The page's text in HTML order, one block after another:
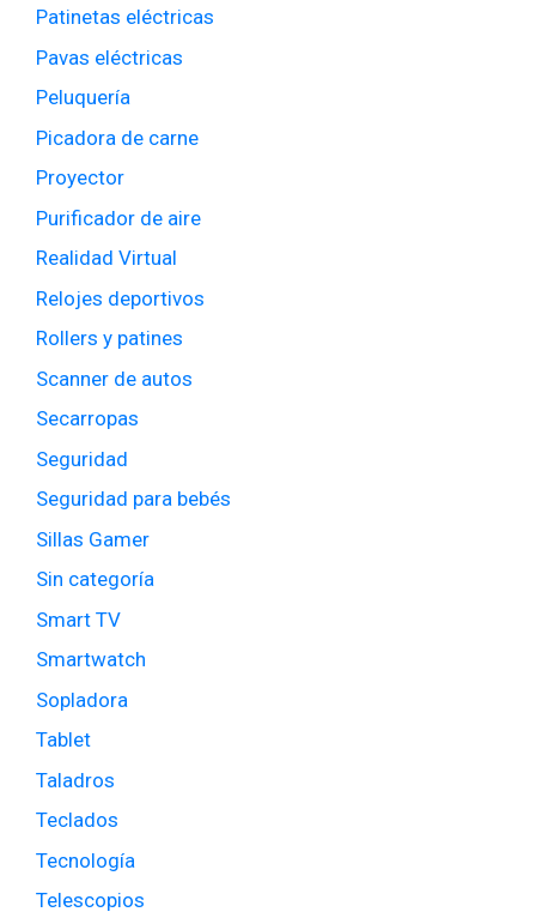
Patinetas eléctricas
Pavas eléctricas
Peluquería
Picadora de carne
Proyector
Purificador de aire
Realidad Virtual
Relojes deportivos
Rollers y patines
Scanner de autos
Secarropas
Seguridad
Seguridad para bebés
Sillas Gamer
Sin categoría
Smart TV
Smartwatch
Sopladora
Tablet
Taladros
Teclados
Tecnología
Telescopios